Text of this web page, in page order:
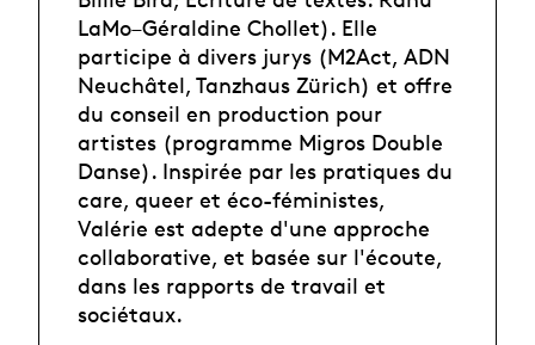
LaMo–Géraldine Chollet). Elle
participe à divers jurys (M2Act, ADN
Neuchâtel, Tanzhaus Zürich) et offre
du conseil en production pour
artistes (programme Migros Double
Danse). Inspirée par les pratiques du
care, queer et éco-féministes,
Valérie est adepte d'une approche
collaborative, et basée sur l'écoute,
dans les rapports de travail et
sociétaux.